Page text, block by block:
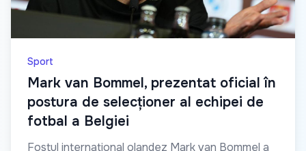
Sport
Mark van Bommel, prezentat oficial în
postura de selecționer al echipei de
fotbal a Belgiei
Fostul internațional olandez Mark van Bommel a